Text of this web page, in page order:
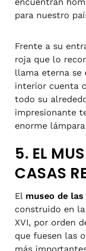
para nuestro
Frente a su
roja que lo
llama eterna se
interior cuenta
todo su
impresionante
enorme
5. EL
CASAS
El museo de las
construido en
XVI, por orden
que fuesen las